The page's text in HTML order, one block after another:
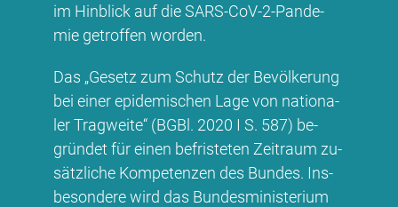
im Hin­blick auf die SARS-CoV-2-Pan­de­
mie ge­trof­fen wor­den.
Das „Ge­setz zum Schutz der Be­völ­ke­rung
bei ei­ner epi­de­mi­schen La­ge von na­tio­na­
ler Trag­wei­te“ (BG­Bl. 2020 I S. 587) be­
grün­det für ei­nen be­fris­te­ten Zeit­raum zu­
sätz­li­che Kom­pe­ten­zen des Bun­des. Ins­
be­son­de­re wird das Bun­des­mi­nis­te­ri­um